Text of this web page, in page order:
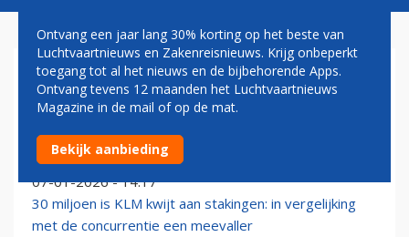
EUCLAIM
Wat gaan de 2.000 geannuleerde vluchten door dik pak
sneeuw KLM en Schiphol kosten?
07-01-2026 - 14:17
30 miljoen is KLM kwijt aan stakingen: in vergelijking
met de concurrentie een meevaller
Ontvang een jaar lang 30% korting op het beste van
Luchtvaartnieuws en Zakenreisnieuws. Krijg onbeperkt
toegang tot al het nieuws en de bijbehorende Apps.
Ontvang tevens 12 maanden het Luchtvaartnieuws
Magazine in de mail of op de mat.
Bekijk aanbieding